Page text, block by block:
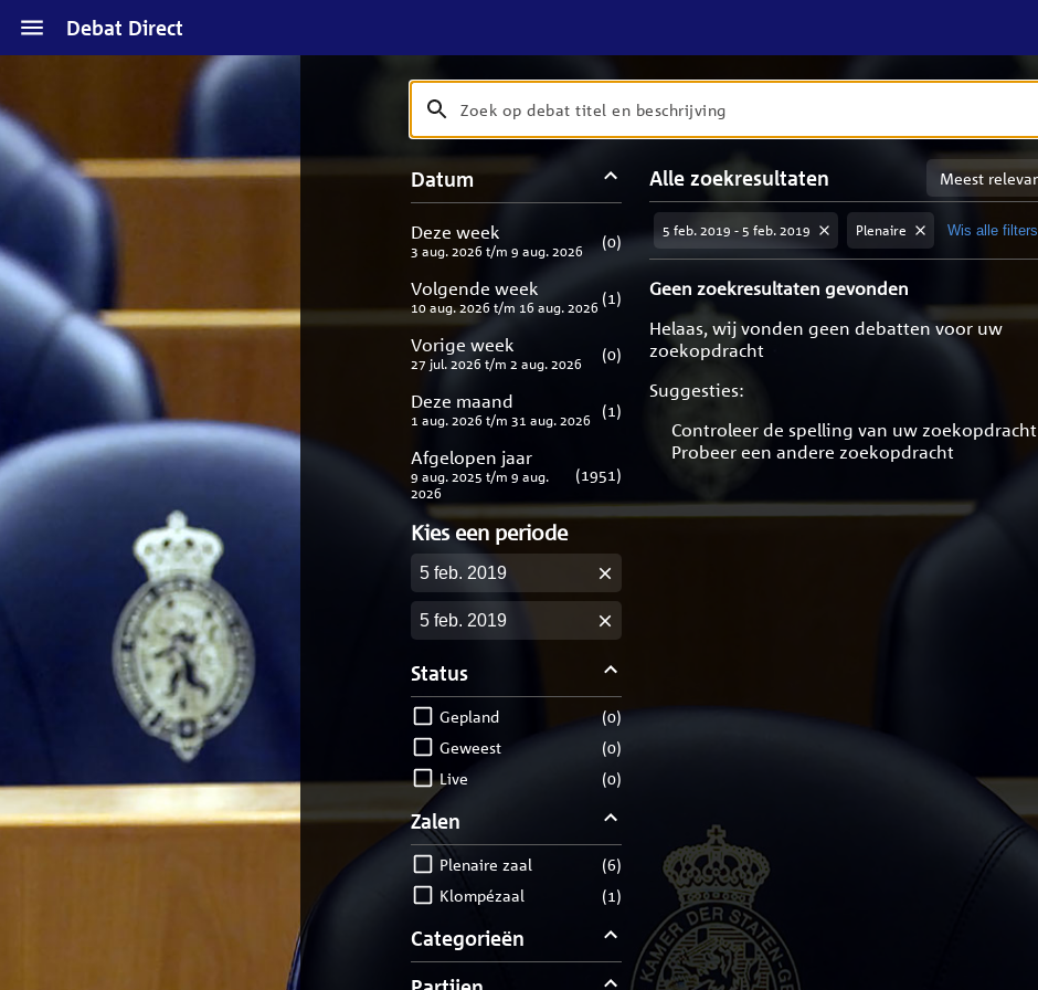
hoofdinhoudDebat Direct
Zoeken
Zoek
op
debat
titel
en
beschrijving
zoekresultaten
Verfijn
uw
resultaten
Datum
Deze week
3 aug. 2026 t/m 9 aug. 2026
(0)
Volgende week
10 aug. 2026 t/m 16 aug. 2026
(1 )
Vorige week
27 jul. 2026 t/m 2 aug. 2026
(0)
Deze maand
1 aug. 2026 t/m 31 aug. 2026
(1 )
Afgelopen jaar
9 aug. 2025 t/m 9 aug.
2026
(1951 )
Kies een periode
Startdatum
Einddatum
Status
gepland (0)
geweest
(0)
live
(0)
Zalen
Plenaire zaal (6)
Klompézaal
(1 )
Categorieën
Alle zoekresultaten
Sorteren
op
meest
relevant
5 feb. 2019 - 5 feb. 2019 Plenaire Wis alle filters
Geen zoekresultaten gevonden
Helaas, wij vonden geen debatten voor uw
zoekopdracht
Suggesties:
Controleer de spelling van uw zoekopdracht
Probeer een andere zoekopdracht